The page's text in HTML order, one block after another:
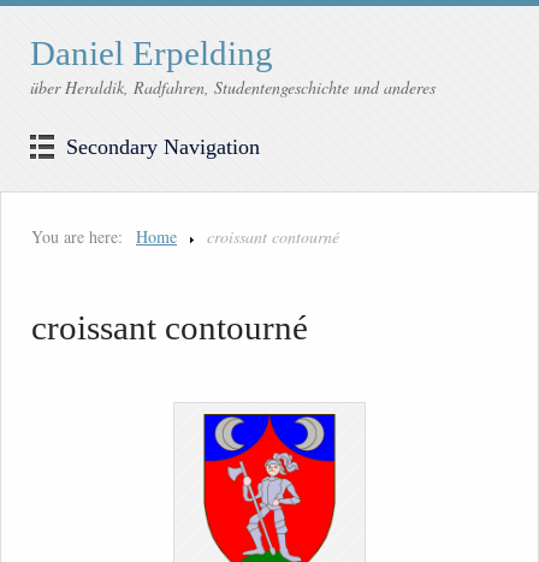
Daniel Erpelding
über Heraldik, Radfahren, Studentengeschichte und anderes
Secondary Navigation
You are here: Home croissant contourné
croissant contourné